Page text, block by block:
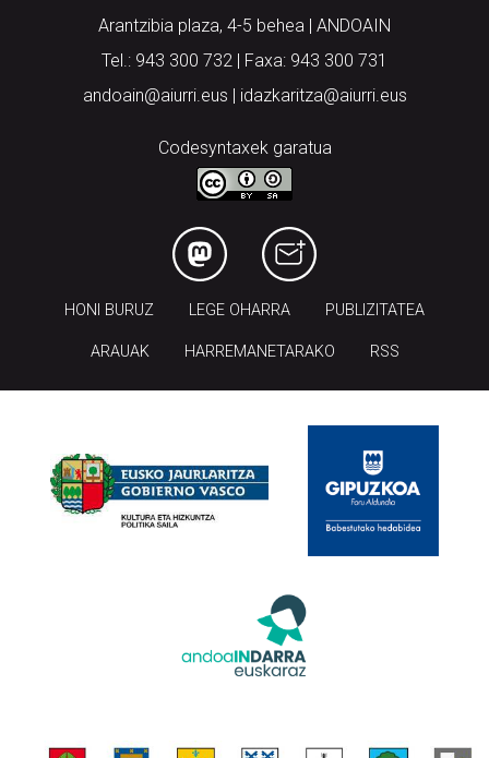
Arantzibia plaza, 4-5 behea | ANDOAIN
Tel.: 943 300 732 | Faxa: 943 300 731
andoain@aiurri.eus | idazkaritza@aiurri.eus
Codesyntaxek garatua
HONI BURUZ LEGE OHARRA PUBLIZITATEA
ARAUAK HARREMANETARAKO RSS